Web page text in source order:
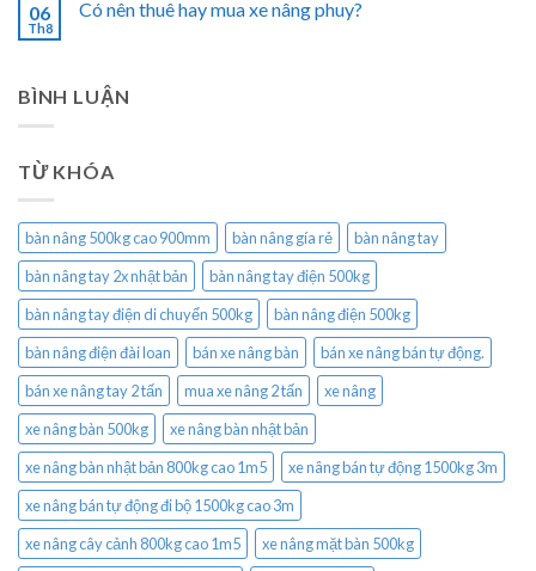
06
Th8
Có nên thuê hay mua xe nâng phuy?
BÌNH LUẬN
TỪ KHÓA
bàn nâng 500kg cao 900mm bàn nâng gía rẻ
bàn nâng tay
bàn nâng tay 2x nhật bản
bàn nâng tay điện 500kg
bàn nâng tay điện di chuyển 500kg
bàn nâng điện 500kg
bàn nâng điện đài loan
bán xe nâng bàn
bán xe nâng bán tự động.
bán xe nâng tay 2 tấn
mua xe nâng 2 tấn
xe nâng
xe nâng bàn 500kg
xe nâng bàn nhật bản
xe nâng bàn nhật bản 800kg cao 1m5
xe nâng bán tự động 1500kg 3m
xe nâng bán tự động đi bộ 1500kg cao 3m
xe nâng cây cảnh 800kg cao 1m5
xe nâng mặt bàn 500kg